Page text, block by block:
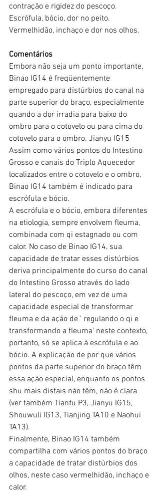
contração e rigidez do pescoço.
Escrófula, bócio, dor no peito.
Vermelhidão, inchaço e dor nos olhos.
Comentários
Embora não seja um ponto importante,
Binao IG14 é freqüentemente
empregado para distúrbios do canal na
parte superior do braço, especialmente
quando a dor irradia para baixo do
ombro para o cotovelo ou para cima do
cotovelo para o ombro. Jianyu IG15
Assim como vários pontos do Intestino
Grosso e canais do Triplo Aquecedor
localizados entre o cotovelo e o ombro,
Binao IG14 também é indicado para
escrófula e bócio.
A escrófula e o bócio, embora diferentes
na etiologia, sempre envolvem fleuma,
combinada com qi estagnado ou com
calor. No caso de Binao IG14, sua
capacidade de tratar esses distúrbios
deriva principalmente do curso do canal
do Intestino Grosso através do lado
lateral do pescoço, em vez de uma
capacidade especial de transformar
fleuma e da ação de ' regulando o qi e
transformando a fleuma' neste contexto,
portanto, só se aplica à escrófula e ao
bócio. A explicação de por que vários
pontos da parte superior do braço têm
essa ação especial, enquanto os pontos
shu mais distais não têm, não é clara
(ver também Tianfu P3, Jianyu IG15,
Shouwuli IG13, Tianjing TA10 e Naohui
TA13).
Finalmente, Binao IG14 também
compartilha com vários pontos do braço
a capacidade de tratar distúrbios dos
olhos, neste caso vermelhidão, inchaço e
calor.